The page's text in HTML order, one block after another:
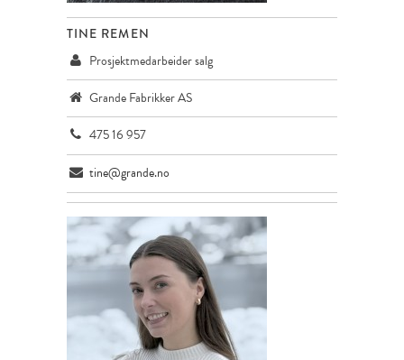
TINE REMEN
Prosjektmedarbeider salg
Grande Fabrikker AS
475 16 957
tine@grande.no